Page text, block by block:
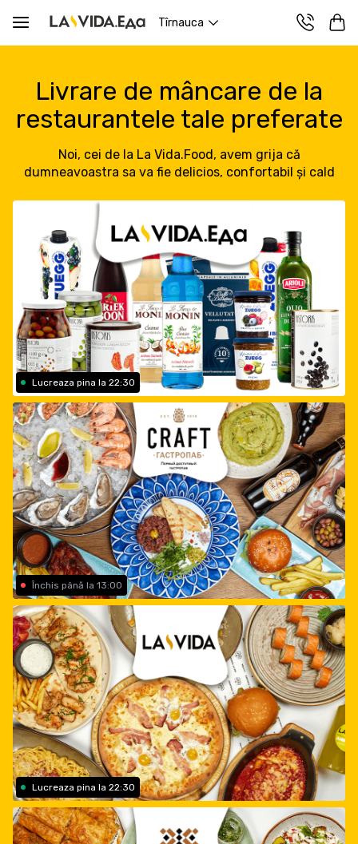
Tîrnauca
Livrare de mâncare de la
restaurantele tale preferate
Noi, cei de la La Vida.Food, avem grija că
dumneavoastra sa va fie delicios, confortabil și cald
Lucreaza pina la 22:30
Închis până la 13:00
Lucreaza pina la 22:30